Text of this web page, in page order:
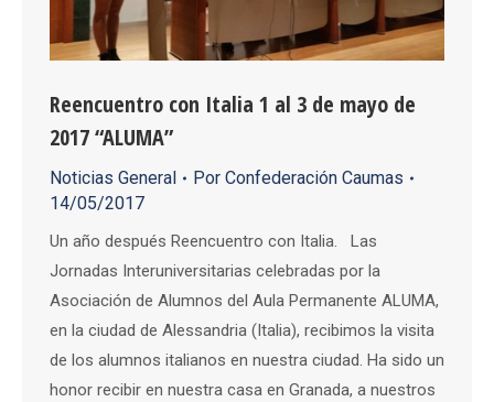
Reencuentro con Italia 1 al 3 de mayo de
2017 “ALUMA”
Noticias General Por Confederación Caumas
14/05/2017
Un año después Reencuentro con Italia. Las
Jornadas Interuniversitarias celebradas por la
Asociación de Alumnos del Aula Permanente ALUMA,
en la ciudad de Alessandria (Italia), recibimos la visita
de los alumnos italianos en nuestra ciudad. Ha sido un
honor recibir en nuestra casa en Granada, a nuestros